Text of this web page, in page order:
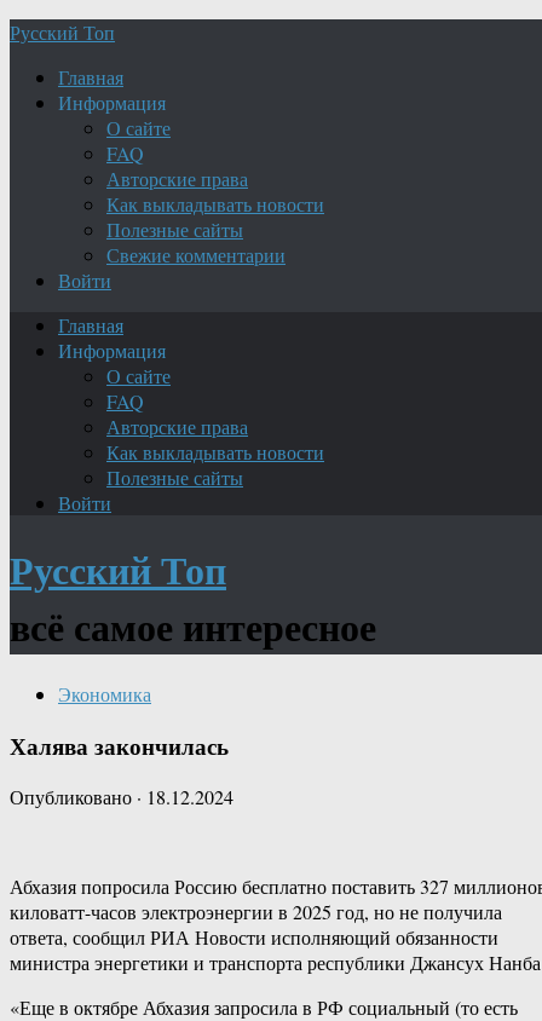
Русский Топ
Главная
Информация
О сайте
FAQ
Авторские права
Как выкладывать новости
Полезные сайты
Свежие комментарии
Войти
Главная
Информация
О сайте
FAQ
Авторские права
Как выкладывать новости
Полезные сайты
Войти
Русский Топ
всё самое интересное
Экономика
Халява закончилась
Опубликовано · 18.12.2024
Абхазия попросила Россию бесплатно поставить 327
киловатт-​часов электроэнергии в 2025 год, но не получила
ответа, сообщил РИА Новости исполняющий обязанности
министра энергетики и транспорта республики Джансух
«Еще в октябре Абхазия запросила в РФ социальный (то есть